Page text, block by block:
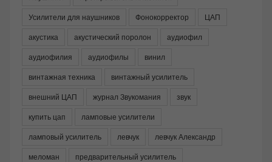
Усилители для наушников
Фонокорректор
ЦАП
акустика
акустический поролон
аудиофил
аудиофилия
аудиофилы
винил
винтажная техника
винтажный усилитель
внешний ЦАП
журнал Звукомания
звук
купить цап
ламповые усилители
ламповый усилитель
левчук
левчук Александр
меломан
предварительный усилитель